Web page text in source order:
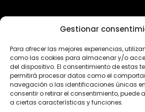
Gestionar
Para ofrecer las mejores experiencias,
como las cookies para almacenar y/o
del dispositivo. El consentimiento de estas
permitirá procesar datos como el
navegación o las identificaciones únicas en
consentir o retirar el consentimiento, puede
a ciertas características y funciones.
943 224 800
info@lukasgourmet.com
Club del vino
Trabaja con nosotros
Preguntas frecuentes